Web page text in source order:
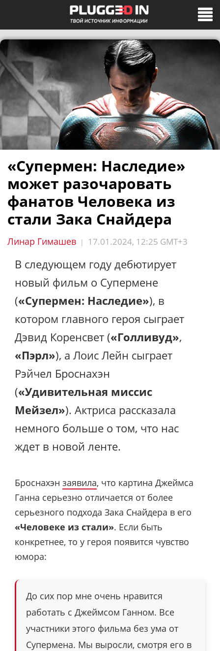
«Супермен: Наследие»
может разочаровать
фанатов Человека из
стали Зака Снайдера
Линар Гимашев | 17.01.2024, 12:25 GMT+3
В следующем году дебютирует
новый фильм о Супермене
(«Супермен: Наследие»), в
котором главного героя сыграет
Дэвид Коренсвет («Голливуд»,
«Пэрл»), а Лоис Лейн сыграет
Рэйчел Броснахэн
(«Удивительная миссис
Мейзел»). Актриса рассказала
немного больше о том, что нас
ждет в новой ленте.
Броснахэн заявила, что картина Джеймса
Ганна серьезно отличается от более
серьезного подхода Зака Снайдера в его
«Человеке из стали». Если быть
конкретнее, то у героя появится чувство
юмора:
До сих пор мне очень нравится
работать с Джеймсом Ганном. Все
участники этого фильма без ума от
Супермена. Мы выросли, смотря его в